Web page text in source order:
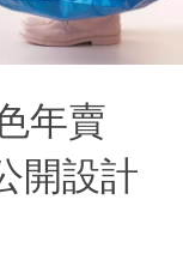
年賣
開設計